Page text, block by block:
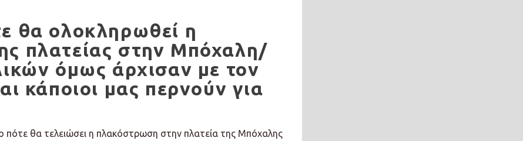
θα ολοκληρωθεί η
πλατείας στην Μπόχαλη/
όμως άρχισαν με τον
κάποιοι μας περνούν για
πότε θα τελειώσει η πλακόστρωση στην πλατεία της Μπόχαλης